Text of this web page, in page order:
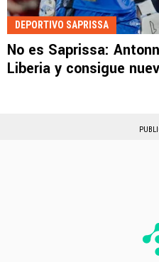
DEPORTIVO SAPRISSA
No es Saprissa:
Liberia y consigue